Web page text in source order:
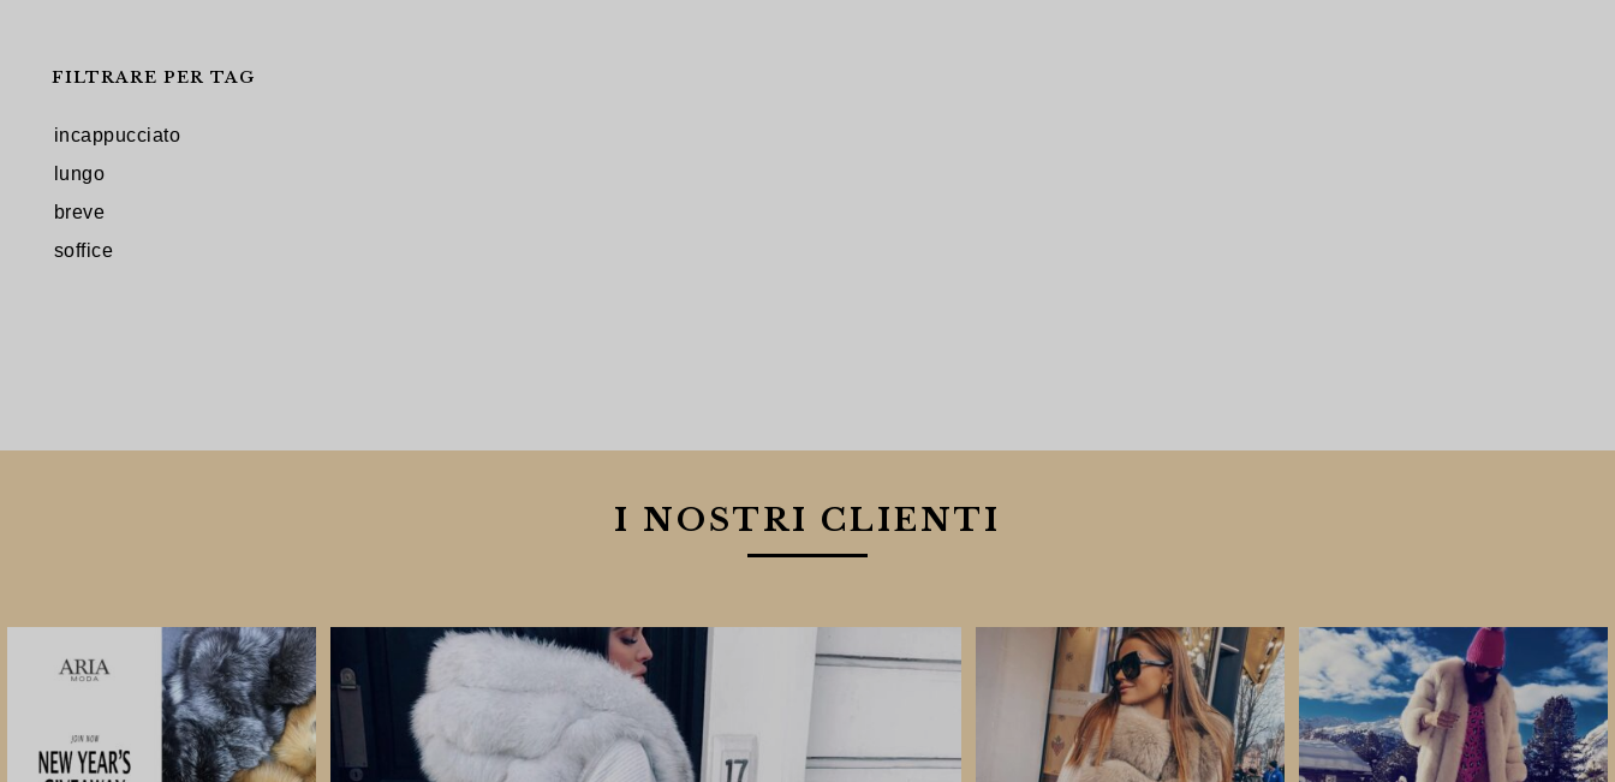
FILTRARE PER TAG
incappucciato
lungo
breve
soffice
I NOSTRI CLIENTI